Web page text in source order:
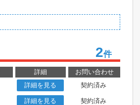
2件
詳細
お問い合わせ
詳細を見る 契約済み
詳細を見る
契約済み